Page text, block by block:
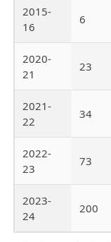
2015-
16
6
2020-
21
23
2021-
22
34
2022-
23
73
2023-
24
200